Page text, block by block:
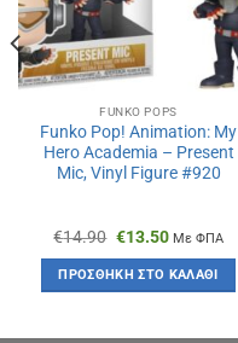
FUNKO POPS
Funko Pop! Animation: My
Hero Academia – Present
Mic, Vinyl Figure #920
€14.90 Original
was:
€14.90.
€13.50Η
τιμή
είναι:
€13.50.
Με ΦΠΑ
ΠΡΟΣΘΉΚΗ ΣΤΟ ΚΑΛΆΘΙ